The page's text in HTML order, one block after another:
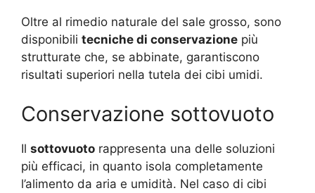
Oltre al rimedio naturale del sale grosso, sono
disponibili tecniche di conservazione più
strutturate che, se abbinate, garantiscono
risultati superiori nella tutela dei cibi umidi.
Conservazione sottovuoto
Il sottovuoto rappresenta una delle soluzioni
più efficaci, in quanto isola completamente
l’alimento da aria e umidità. Nel caso di cibi